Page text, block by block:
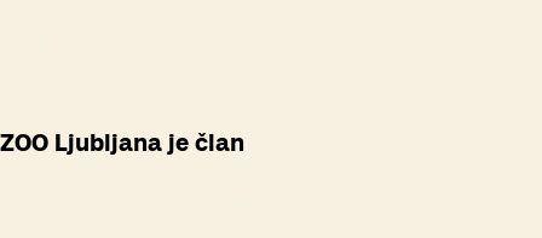
ZOO Ljubljana je član